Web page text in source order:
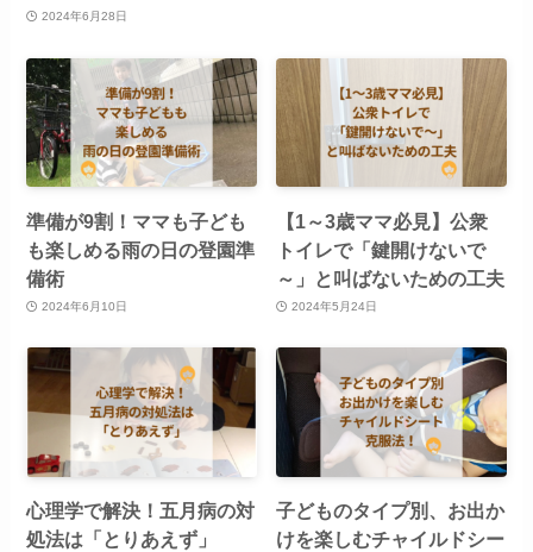
2024年6月28日
準備が9割！ママも子ども
も楽しめる雨の日の登園準
備術
2024年6月10日
【1～3歳ママ必見】公衆
トイレで「鍵開けないで
～」と叫ばないための工夫
2024年5月24日
心理学で解決！五月病の対
処法は「とりあえず」
子どものタイプ別、お出か
けを楽しむチャイルドシー